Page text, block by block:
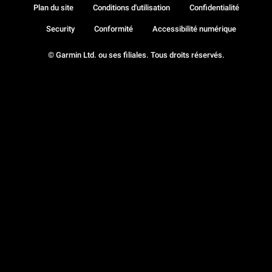
© Garmin Ltd. ou ses filiales. Tous droits réservés.
Plan du site Conditions d'utilisation Confidentialité
Security Conformité Accessibilité numérique